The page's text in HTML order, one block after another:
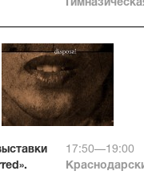
17:50—19:00